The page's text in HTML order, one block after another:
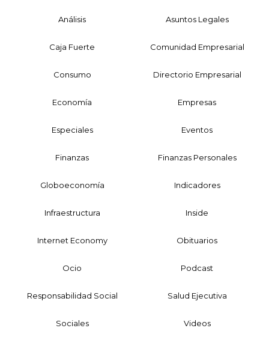
Análisis Asuntos Legales
Caja Fuerte Comunidad Empresarial
Consumo Directorio Empresarial
Economía Empresas
Especiales Eventos
Finanzas Finanzas Personales
Globoeconomía Indicadores
Infraestructura Inside
Internet Economy Obituarios
Ocio Podcast
Responsabilidad Social Salud Ejecutiva
Sociales Videos